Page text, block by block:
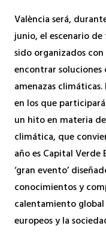
València será,
junio, el escenario
sido organizados
encontrar
amenazas
en los que
un hito en materia
climática, que
año es Capital
‘gran evento’
conocimientos y
calentamiento
europeos y la